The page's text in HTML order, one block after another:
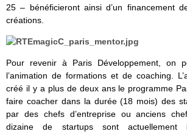
25 – bénéficieront ainsi d’un financement
créations.
Pour revenir à Paris Développement, on
l’animation de formations et de coaching.
créé il y a plus de deux ans le programme
faire coacher dans la durée (18 mois) des
par des chefs d’entreprise ou anciens
dizaine de startups sont actuellement